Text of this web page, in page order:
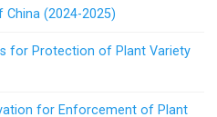
China (2024-2025)
for Protection of Plant Variety
for Enforcement of Plant